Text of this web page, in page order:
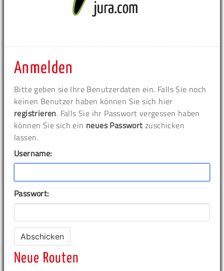
Anmelden
Bitte geben sie Ihre Benutzerdaten ein. Falls Sie noch
keinen Benutzer haben können Sie sich hier
registrieren. Falls Sie ihr Passwort vergessen haben
können Sie sich ein neues Passwort zuschicken
lassen.
Username:
Passwort:
Neue Routen